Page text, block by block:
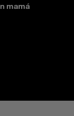
mamá